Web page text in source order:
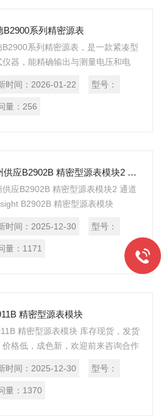
B2900系列精密源表
B2900系列精密源表，是一款紧凑型
仪器，能精确输出与测量电压和电
瞬态分析，适用于器件特性测试、IV
及材料研究。直观的图形界面和自动
时间： 2026-01-22 型号：
量： 256
苏州供应B2902B 精密型源表模块2 通道
供应B2902B 精密型源表模块2 通道
B2902B 精密型源表模块
，经济高效，能够同时输出和测量电
电流。它能够以高准确度轻松测量电
电压（I/V）。4 象限输出和测量功能
时间： 2025-12-30 型号：
量： 1171
精密型源表模块
精密型源表模块 库存现货，发货
价格低，成色新，欢迎前来咨询合作
时间： 2025-12-30 型号：
量： 1370